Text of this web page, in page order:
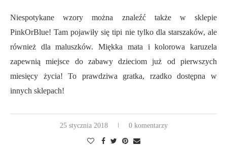
Niespotykane wzory można znaleźć także w sklepie
PinkOrBlue! Tam pojawiły się tipi nie tylko dla starszaków, ale
również dla maluszków. Miękka mata i kolorowa karuzela
zapewnią miejsce do zabawy dzieciom już od pierwszych
miesięcy życia! To prawdziwa gratka, rzadko dostępna w
innych sklepach!
25 stycznia 2018 0 komentarzy